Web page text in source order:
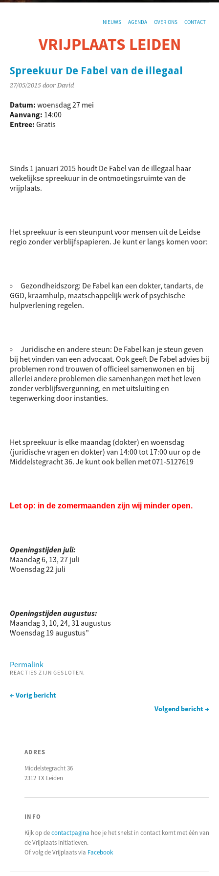
NIEUWS AGENDA OVER ONS CONTACT
VRIJPLAATS LEIDEN
Spreekuur De Fabel van de illegaal
27/05/2015 door David
Datum: woensdag 27 mei
Aanvang: 14:00
Entree: Gratis
Sinds 1 januari 2015 houdt De Fabel van de illegaal haar
wekelijkse spreekuur in de ontmoetingsruimte van de
vrijplaats.
Het spreekuur is een steunpunt voor mensen uit de Leidse
regio zonder verblijfspapieren. Je kunt er langs komen voor:
Gezondheidszorg: De Fabel kan een dokter, tandarts, de
GGD, kraamhulp, maatschappelijk werk of psychische
hulpverlening regelen.
Juridische en andere steun: De Fabel kan je steun geven
bij het vinden van een advocaat. Ook geeft De Fabel advies bij
problemen rond trouwen of officieel samenwonen en bij
allerlei andere problemen die samenhangen met het leven
zonder verblijfsvergunning, en met uitsluiting en
tegenwerking door instanties.
Het spreekuur is elke maandag (dokter) en woensdag
(juridische vragen en dokter) van 14:00 tot 17:00 uur op de
Middelstegracht 36. Je kunt ook bellen met 071-5127619
Let op: in de zomermaanden zijn wij minder open.
Openingstijden juli:
Maandag 6, 13, 27 juli
Woensdag 22 juli
Openingstijden augustus:
Maandag 3, 10, 24, 31 augustus
Woensdag 19 augustus”
Permalink
REACTIES ZIJN GESLOTEN.
← Vorig bericht
Volgend bericht →
ADRES
Middelstegracht 36
2312 TX Leiden
INFO
Kijk op decontactpagina hoe je het snelst in contact komt met één van
de Vrijplaats initiatieven.
Of volg de Vrijplaats via Facebook